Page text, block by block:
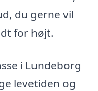
du gerne vil
for højt.
i Lundeborg
levetiden og